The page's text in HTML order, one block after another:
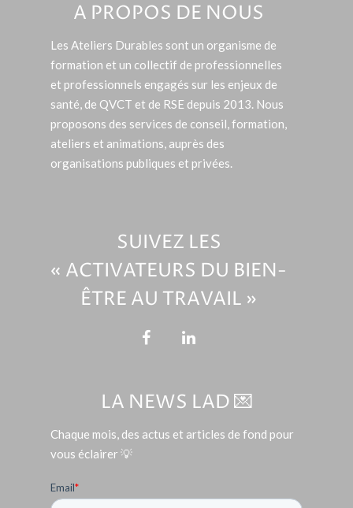
A PROPOS DE NOUS
Les Ateliers Durables sont un organisme de
formation et un collectif de professionnelles
et professionnels engagés sur les enjeux de
santé, de QVCT et de RSE depuis 2013. Nous
proposons des services de conseil, formation,
ateliers et animations, auprès des
organisations publiques et privées.
SUIVEZ LES
« ACTIVATEURS DU BIEN-
ÊTRE AU TRAVAIL »
LA NEWS LAD 💌
Chaque mois, des actus et articles de fond pour
vous éclairer 💡